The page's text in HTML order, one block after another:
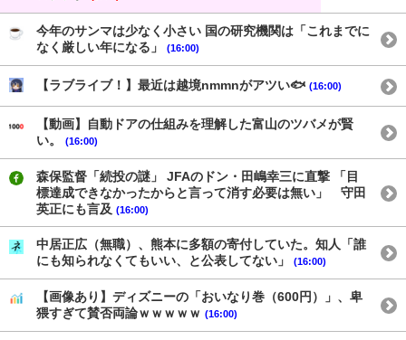
今年のサンマは少なく小さい 国の研究機関は「これまでに
なく厳しい年になる」
(16:00)
【ラブライブ！】最近は越境nmmnがアツい🐟 (16:00)
【動画】自動ドアの仕組みを理解した富山のツバメが賢
い。
(16:00)
森保監督「続投の謎」 JFAのドン・田嶋幸三に直撃 「目
標達成できなかったからと言って消す必要は無い」 守田
英正にも言及 (16:00)
中居正広（無職）、熊本に多額の寄付していた。知人「誰
にも知られなくてもいい、と公表してない」
(16:00)
【画像あり】ディズニーの「おいなり巻（600円）」、卑
猥すぎて賛否両論ｗｗｗｗｗ (16:00)